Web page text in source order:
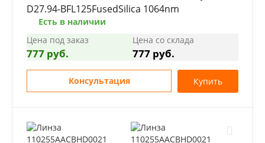
D27.94-BFL125FusedSilica 1064nm
Есть в наличии
Цена под заказ
777 руб.
Цена со склада
777 руб.
Консультация Купить